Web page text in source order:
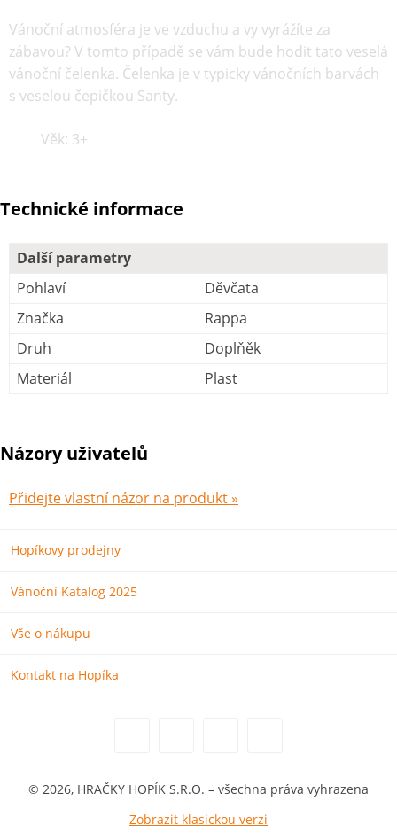
Vánoční atmosféra je ve vzduchu a vy vyrážíte za
zábavou? V tomto případě se vám bude hodit tato veselá
vánoční čelenka. Čelenka je v typicky vánočních barvách
s veselou čepičkou Santy.
Věk: 3+
Technické informace
Další parametry
Pohlaví
Děvčata
Značka
Rappa
Druh
Doplňěk
Materiál
Plast
Názory uživatelů
Přidejte vlastní názor na produkt »
Hopíkovy prodejny
Vánoční Katalog 2025
Vše o nákupu
Kontakt na Hopíka
© 2026, HRAČKY HOPÍK S.R.O. – všechna práva vyhrazena
Zobrazit klasickou verzi